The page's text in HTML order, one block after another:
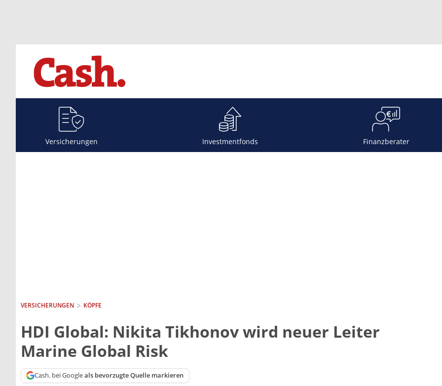
Versicherungen Investmentfonds Finanzberater
VERSICHERUNGEN KÖPFE
HDI Global: Nikita Tikhonov wird neuer Leiter
Marine Global Risk
Cash. bei Googleals bevorzugte Quelle markieren